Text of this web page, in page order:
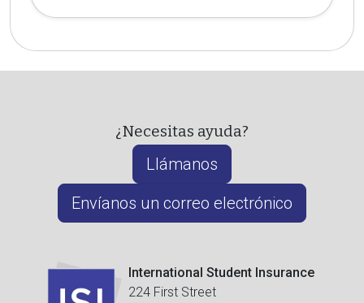
¿Necesitas ayuda?
Llámanos
Envíanos un correo electrónico
International Student Insurance
224 First Street